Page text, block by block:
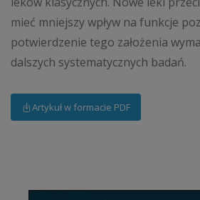
mieć mniejszy wpływ na funkcje
potwierdzenie tego założenia
dalszych systematycznych badań.
Artykuł w formacie PDF